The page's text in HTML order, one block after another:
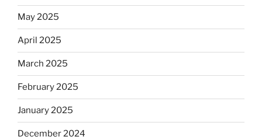
May 2025
April 2025
March 2025
February 2025
January 2025
December 2024